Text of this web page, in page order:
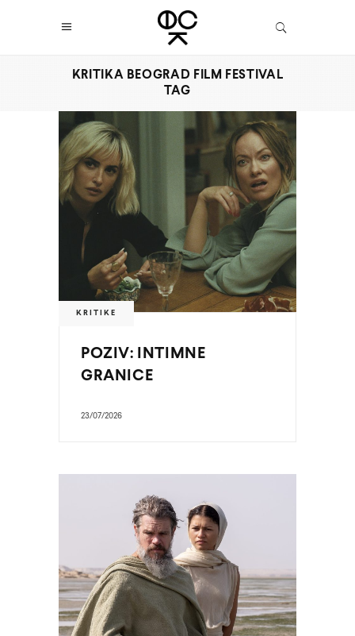
KRITIKA BEOGRAD FILM FESTIVAL
TAG
KRITIKE
POZIV: INTIMNE
GRANICE
23/07/2026